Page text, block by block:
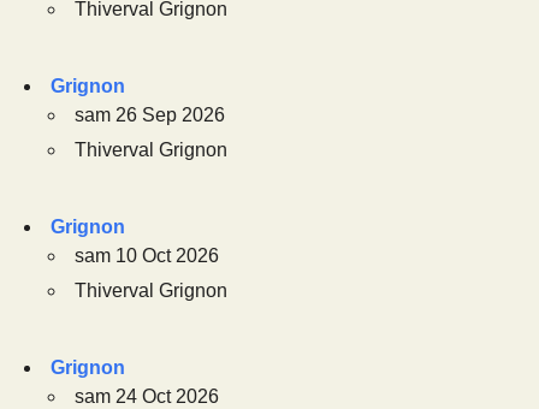
Thiverval Grignon
Grignon
sam 26 Sep 2026
Thiverval Grignon
Grignon
sam 10 Oct 2026
Thiverval Grignon
Grignon
sam 24 Oct 2026